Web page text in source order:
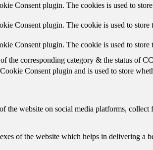
Consent plugin. The cookies is used to
Consent plugin. The cookie is used to
Consent plugin. The cookie is used to
the corresponding category & the status of
Consent plugin and is used to store
website on social media platforms, collect
of the website which helps in delivering a